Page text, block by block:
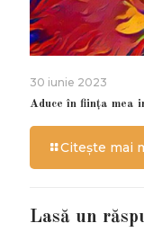
30 iunie 2023
Aduce în ființa mea
Citește mai
Lasă un